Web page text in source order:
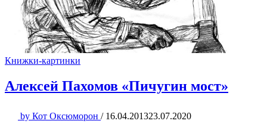
Книжки-картинки
Алексей Пахомов «Пичугин мост»
by Кот Оксюморон / 16.04.201323.07.2020